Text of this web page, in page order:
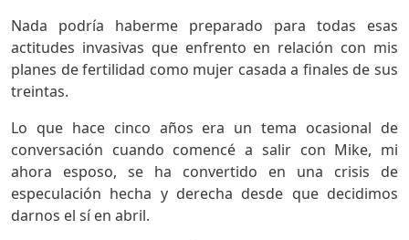
Nada podría haberme preparado para todas esas
actitudes invasivas que enfrento en relación con mis
planes de fertilidad como mujer casada a finales de sus
treintas.
Lo que hace cinco años era un tema ocasional de
conversación cuando comencé a salir con Mike, mi
ahora esposo, se ha convertido en una crisis de
especulación hecha y derecha desde que decidimos
darnos el sí en abril.